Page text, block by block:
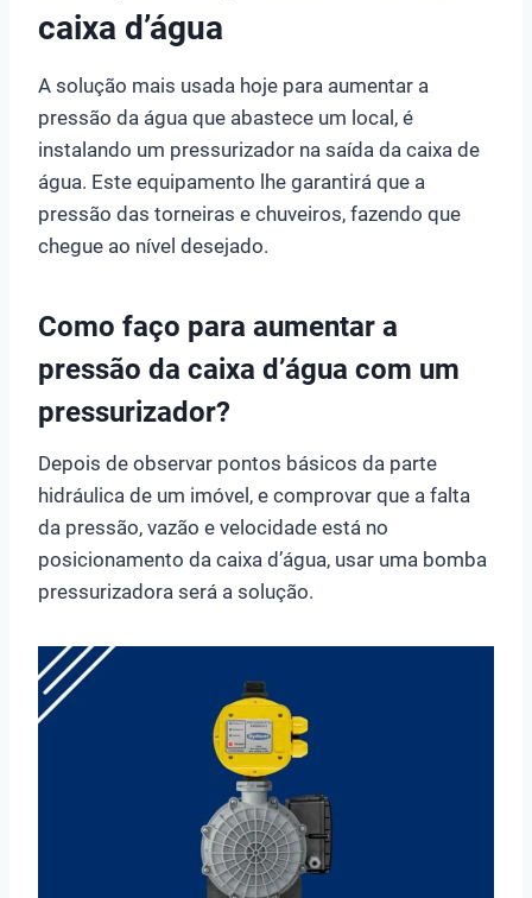
caixa d’água
A solução mais usada hoje para aumentar a
pressão da água que abastece um local, é
instalando um pressurizador na saída da caixa de
água. Este equipamento lhe garantirá que a
pressão das torneiras e chuveiros, fazendo que
chegue ao nível desejado.
Como faço para aumentar a
pressão da caixa d’água com um
pressurizador?
Depois de observar pontos básicos da parte
hidráulica de um imóvel, e comprovar que a falta
da pressão, vazão e velocidade está no
posicionamento da caixa d’água, usar uma bomba
pressurizadora será a solução.